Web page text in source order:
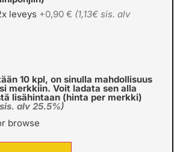
leveys +0,90 € (1,13€ sis. alv
10 kpl, on sinulla mahdollisuus
merkkiin. Voit ladata sen alla
lisähintaan (hinta per merkki)
alv 25.5%)
browse